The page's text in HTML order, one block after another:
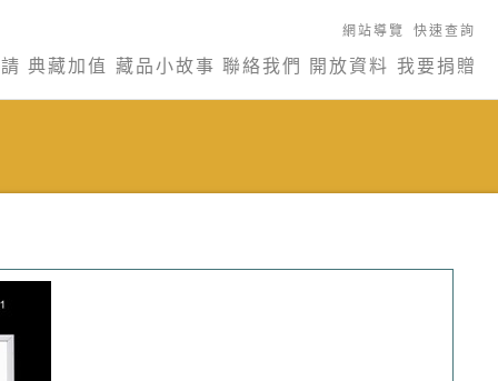
網站導覽 快速查詢
典藏加值 藏品小故事 聯絡我們 開放資料 我要捐贈